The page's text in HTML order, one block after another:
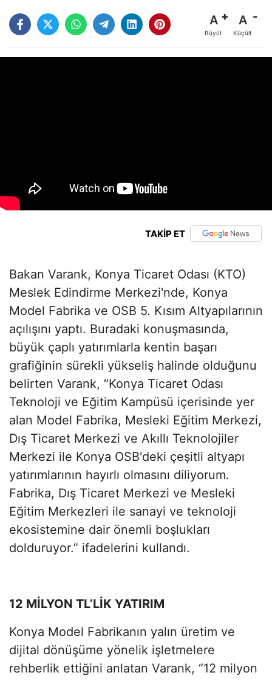
A
Büyüt
A
Küçült
TAKİP ET
Bakan Varank, Konya Ticaret Odası (KTO)
Meslek Edindirme Merkezi'nde, Konya
Model Fabrika ve OSB 5. Kısım Altyapılarının
açılışını yaptı. Buradaki konuşmasında,
büyük çaplı yatırımlarla kentin başarı
grafiğinin sürekli yükseliş halinde olduğunu
belirten Varank, “Konya Ticaret Odası
Teknoloji ve Eğitim Kampüsü içerisinde yer
alan Model Fabrika, Mesleki Eğitim Merkezi,
Dış Ticaret Merkezi ve Akıllı Teknolojiler
Merkezi ile Konya OSB'deki çeşitli altyapı
yatırımlarının hayırlı olmasını diliyorum.
Fabrika, Dış Ticaret Merkezi ve Mesleki
Eğitim Merkezleri ile sanayi ve teknoloji
ekosistemine dair önemli boşlukları
dolduruyor.” ifadelerini kullandı.
12 MİLYON TL’LİK YATIRIM
Konya Model Fabrikanın yalın üretim ve
dijital dönüşüme yönelik işletmelere
rehberlik ettiğini anlatan Varank, “12 milyon